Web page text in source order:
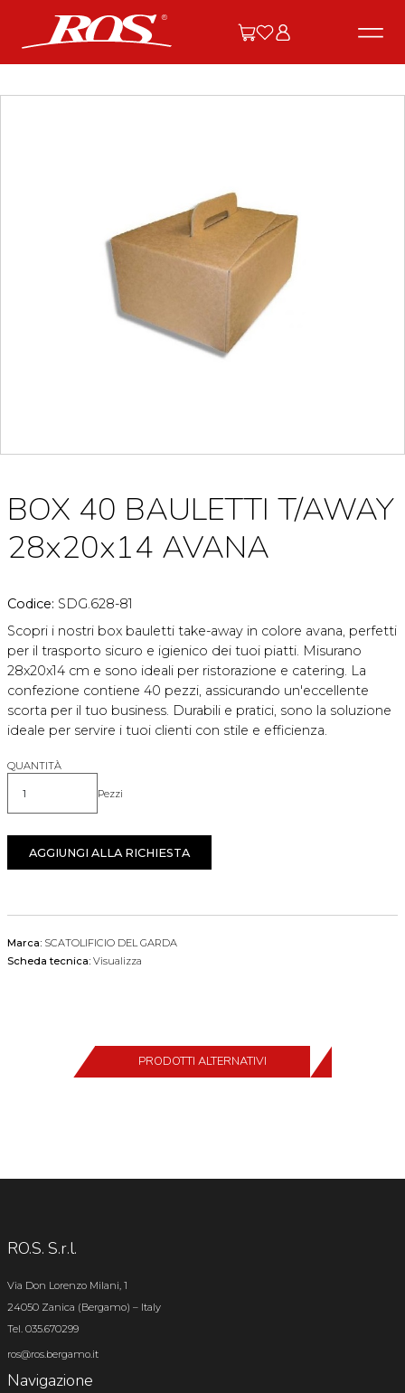
BOX 40 BAULETTI T/AWAY
28x20x14 AVANA
Codice: SDG.628-81
Scopri i nostri box bauletti take-away in colore avana, perfetti
per il trasporto sicuro e igienico dei tuoi piatti. Misurano
28x20x14 cm e sono ideali per ristorazione e catering. La
confezione contiene 40 pezzi, assicurando un'eccellente
scorta per il tuo business. Durabili e pratici, sono la soluzione
ideale per servire i tuoi clienti con stile e efficienza.
QUANTITÀ
Quantità Pezzi
AGGIUNGI ALLA RICHIESTA
Marca: SCATOLIFICIO DEL GARDA
Scheda tecnica: Visualizza
PRODOTTI ALTERNATIVI
RO.S. S.r.l.
Via Don Lorenzo Milani, 1
24050 Zanica (Bergamo) – Italy
Tel. 035.670299
ros@ros.bergamo.it
Navigazione